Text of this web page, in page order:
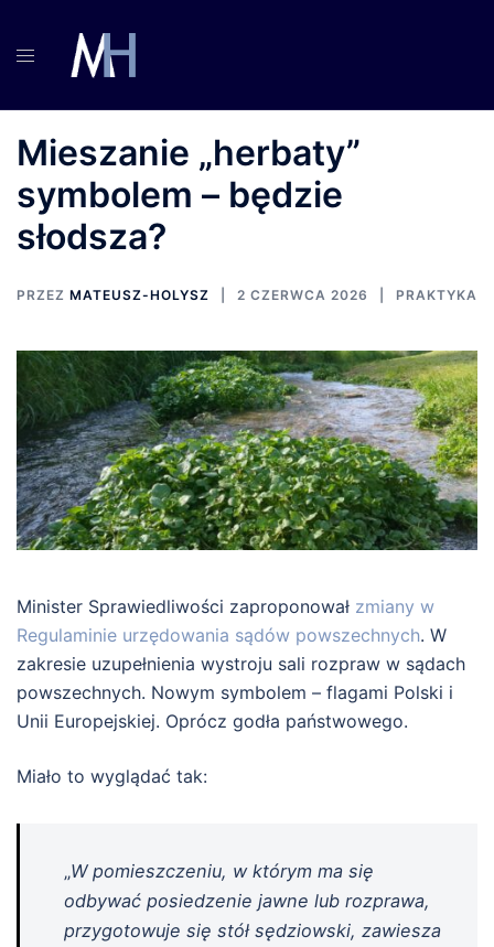
Mieszanie „herbaty”
symbolem – będzie
słodsza?
PRZEZ MATEUSZ-HOLYSZ 2 CZERWCA 2026 PRAKTYKA
Minister Sprawiedliwości zaproponował zmiany w
Regulaminie urzędowania sądów powszechnych. W
zakresie uzupełnienia wystroju sali rozpraw w sądach
powszechnych. Nowym symbolem – flagami Polski i
Unii Europejskiej. Oprócz godła państwowego.
Miało to wyglądać tak:
„W pomieszczeniu, w którym ma się
odbywać posiedzenie jawne lub rozprawa,
przygotowuje się stół sędziowski, zawiesza